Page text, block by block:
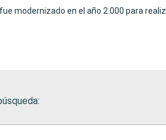
fue modernizado en el año 2.000 para